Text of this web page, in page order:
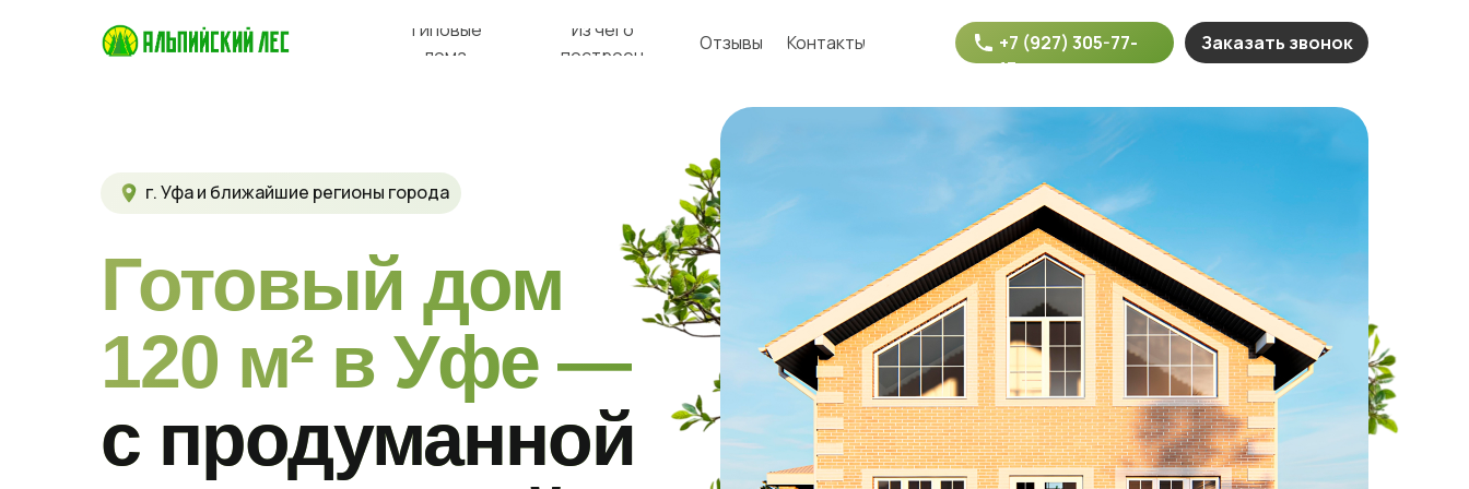
+7 (927) 305-77-
17
Заказать звонок
Типовые
дома
Из чего
построен
Отзывы Контакты
г. Уфа и ближайшие регионы города
Готовый дом
120 м² в Уфе —
с продуманной